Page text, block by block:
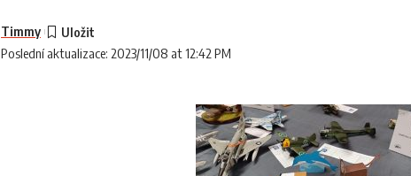
Poslední aktualizace: 2023/11/08 at 12:42 PM
Timmy